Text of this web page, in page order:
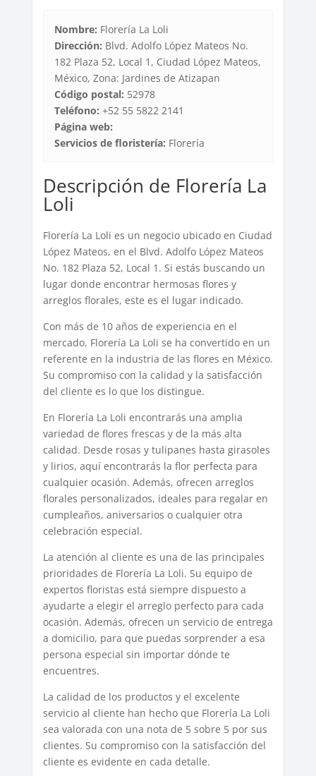
Nombre: Florería La Loli
Dirección: Blvd. Adolfo López Mateos No.
182 Plaza 52, Local 1, Ciudad López Mateos,
México, Zona: Jardines de Atizapan
Código postal: 52978
Teléfono: +52 55 5822 2141
Página web:
Servicios de floristería: Florería
Descripción de Florería La
Loli
Florería La Loli es un negocio ubicado en Ciudad
López Mateos, en el Blvd. Adolfo López Mateos
No. 182 Plaza 52, Local 1. Si estás buscando un
lugar donde encontrar hermosas flores y
arreglos florales, este es el lugar indicado.
Con más de 10 años de experiencia en el
mercado, Florería La Loli se ha convertido en un
referente en la industria de las flores en México.
Su compromiso con la calidad y la satisfacción
del cliente es lo que los distingue.
En Florería La Loli encontrarás una amplia
variedad de flores frescas y de la más alta
calidad. Desde rosas y tulipanes hasta girasoles
y lirios, aquí encontrarás la flor perfecta para
cualquier ocasión. Además, ofrecen arreglos
florales personalizados, ideales para regalar en
cumpleaños, aniversarios o cualquier otra
celebración especial.
La atención al cliente es una de las principales
prioridades de Florería La Loli. Su equipo de
expertos floristas está siempre dispuesto a
ayudarte a elegir el arreglo perfecto para cada
ocasión. Además, ofrecen un servicio de entrega
a domicilio, para que puedas sorprender a esa
persona especial sin importar dónde te
encuentres.
La calidad de los productos y el excelente
servicio al cliente han hecho que Florería La Loli
sea valorada con una nota de 5 sobre 5 por sus
clientes. Su compromiso con la satisfacción del
cliente es evidente en cada detalle.